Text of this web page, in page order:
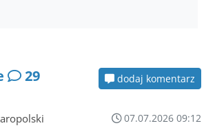
29 dodaj komentarz
07.07.2026 09:12